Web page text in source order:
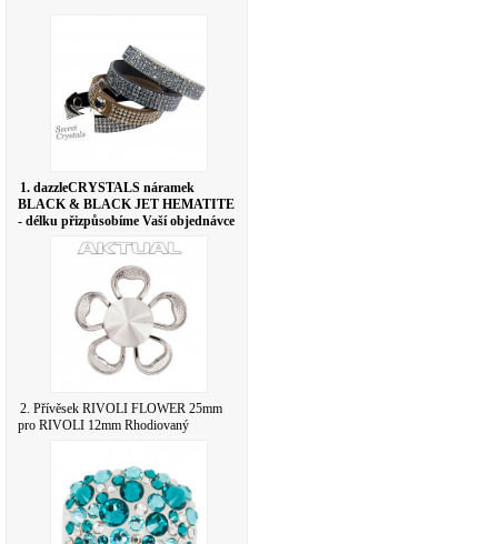
1. dazzleCRYSTALS náramek
BLACK & BLACK JET HEMATITE
- délku přizpůsobíme Vaší objednávce
2. Přívěsek RIVOLI FLOWER 25mm
pro RIVOLI 12mm Rhodiovaný